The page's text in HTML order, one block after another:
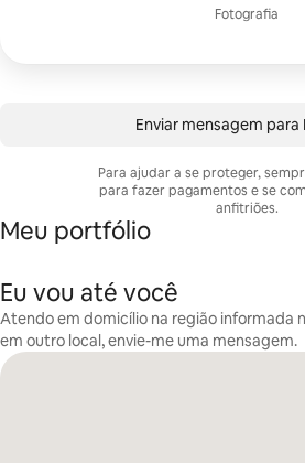
Fotografia
Enviar mensagem para
Para ajudar a se proteger,
para fazer pagamentos e se
anfitriões.
Meu portfólio
Eu vou até você
Atendo em domicílio na região informada
em outro local, envie-me uma mensagem.